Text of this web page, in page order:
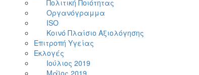
Πολιτική Ποιότητας
Οργανόγραμμα
ISO
Κοινό Πλαίσιο Αξιολόγησης
Επιτροπή Υγείας
Εκλογές
Ιούλιος 2019
Μάϊος 2019